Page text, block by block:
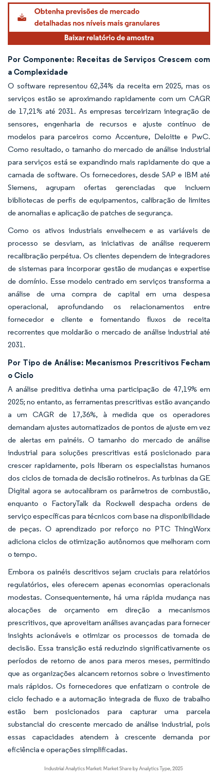
Imagem © Mordor Intelligence. O reuso requer atribuição conforme CC BY 4.0.
Por Componente: Receitas de Serviços Crescem com
a Complexidade
O software representou 62,34% da receita em 2025, mas os
serviços estão se aproximando rapidamente com um CAGR
de 17,21% até 2031. As empresas terceirizam integração de
sensores, engenharia de recursos e ajuste contínuo de
modelos para parceiros como Accenture, Deloitte e PwC.
Como resultado, o tamanho do mercado de análise industrial
para serviços está se expandindo mais rapidamente do que a
camada de software. Os fornecedores, desde SAP e IBM até
Siemens, agrupam ofertas gerenciadas que incluem
bibliotecas de perfis de equipamentos, calibração de limites
de anomalias e aplicação de patches de segurança.
Como os ativos industriais envelhecem e as variáveis de
processo se desviam, as iniciativas de análise requerem
recalibração perpétua. Os clientes dependem de integradores
de sistemas para incorporar gestão de mudanças e expertise
de domínio. Esse modelo centrado em serviços transforma a
análise de uma compra de capital em uma despesa
operacional, aprofundando os relacionamentos entre
fornecedor e cliente e fomentando fluxos de receita
recorrentes que moldarão o mercado de análise industrial até
2031.
Por Tipo de Análise: Mecanismos Prescritivos Fecham
o Ciclo
A análise preditiva detinha uma participação de 47,19% em
2025; no entanto, as ferramentas prescritivas estão avançando
a um CAGR de 17,36%, à medida que os operadores
demandam ajustes automatizados de pontos de ajuste em vez
de alertas em painéis. O tamanho do mercado de análise
industrial para soluções prescritivas está posicionado para
crescer rapidamente, pois liberam os especialistas humanos
dos ciclos de tomada de decisão rotineiros. As turbinas da GE
Digital agora se autocalibram os parâmetros de combustão,
enquanto o FactoryTalk da Rockwell despacha ordens de
serviço específicas para técnicos com base na disponibilidade
de peças. O aprendizado por reforço no PTC ThingWorx
adiciona ciclos de otimização autônomos que melhoram com
o tempo.
Embora os painéis descritivos sejam cruciais para relatórios
regulatórios, eles oferecem apenas economias operacionais
modestas. Consequentemente, há uma rápida mudança nas
alocações de orçamento em direção a mecanismos
prescritivos, que aproveitam análises avançadas para fornecer
insights acionáveis e otimizar os processos de tomada de
decisão. Essa transição está reduzindo significativamente os
períodos de retorno de anos para meros meses, permitindo
que as organizações alcancem retornos sobre o investimento
mais rápidos. Os fornecedores que enfatizam o controle de
ciclo fechado e a automação integrada de fluxo de trabalho
estão bem posicionados para capturar uma parcela
substancial do crescente mercado de análise industrial, pois
essas capacidades atendem à crescente demanda por
eficiência e operações simplificadas.